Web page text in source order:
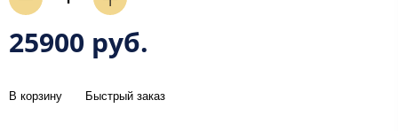
25900 руб.
В корзину Быстрый заказ